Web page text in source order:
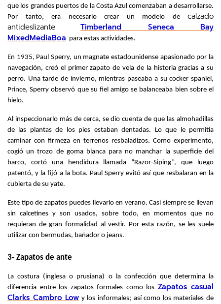
que los grandes puertos de la Costa Azul comenzaban a desarrollarse.
Por tanto, era necesario crear un modelo de calzado
antideslizante
Timberland Seneca Bay
MixedMediaBoa para estas actividades.
En 1935, Paul Sperry, un magnate estadounidense apasionado por la
navegación, creó el primer zapato de vela de la historia gracias a su
perro. Una tarde de invierno, mientras paseaba a su cocker spaniel,
Prince, Sperry observó que su fiel amigo se balanceaba bien sobre el
hielo.
Al inspeccionarlo más de cerca, se dio cuenta de que las almohadillas
de las plantas de los pies estaban dentadas. Lo que le permitía
caminar con firmeza en terrenos resbaladizos. Como experimento,
cogió un trozo de goma blanca para no manchar la superficie del
barco, cortó una hendidura llamada “Razor-Siping”, que luego
patentó, y la fijó a la bota. Paul Sperry evitó así que resbalaran en la
cubierta de su yate.
Este tipo de zapatos puedes llevarlo en verano. Casi siempre se llevan
sin calcetines y son usados, sobre todo, en momentos que no
requieran de gran formalidad al vestir. Por esta razón, se les suele
utilizar con bermudas, bañador o jeans.
3- Zapatos de ante
La costura (inglesa o prusiana) o la confección que determina la
diferencia entre los zapatos formales como los Zapatos casual
Clarks Cambro Low y los informales; así como los materiales de